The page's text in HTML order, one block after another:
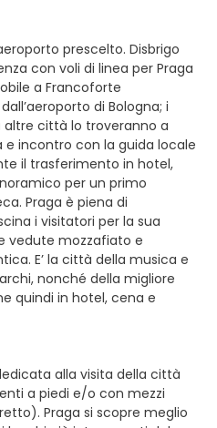
prescelto. Disbrigo
con voli di linea per Praga
a Francoforte
di Bologna; i
città lo troveranno a
e incontro con la guida locale
il trasferimento in hotel,
per un primo
Praga è piena di
i visitatori per la sua
vedute mozzafiato e
E’ la città della musica e
nonché della migliore
quindi in hotel, cena e
alla visita della città
a piedi e/o con mezzi
Praga si scopre meglio